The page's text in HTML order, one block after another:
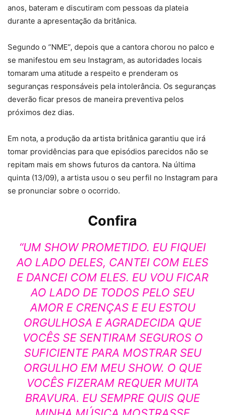
anos, bateram e discutiram com pessoas da plateia
durante a apresentação da britânica.
Segundo o “NME”, depois que a cantora chorou no palco e
se manifestou em seu Instagram, as autoridades locais
tomaram uma atitude a respeito e prenderam os
seguranças responsáveis pela intolerância. Os seguranças
deverão ficar presos de maneira preventiva pelos
próximos dez dias.
Em nota, a produção da artista britânica garantiu que irá
tomar providências para que episódios parecidos não se
repitam mais em shows futuros da cantora. Na última
quinta (13/09), a artista usou o seu perfil no Instagram para
se pronunciar sobre o ocorrido.
Confira
“UM SHOW PROMETIDO. EU FIQUEI
AO LADO DELES, CANTEI COM ELES
E DANCEI COM ELES. EU VOU FICAR
AO LADO DE TODOS PELO SEU
AMOR E CRENÇAS E EU ESTOU
ORGULHOSA E AGRADECIDA QUE
VOCÊS SE SENTIRAM SEGUROS O
SUFICIENTE PARA MOSTRAR SEU
ORGULHO EM MEU SHOW. O QUE
VOCÊS FIZERAM REQUER MUITA
BRAVURA. EU SEMPRE QUIS QUE